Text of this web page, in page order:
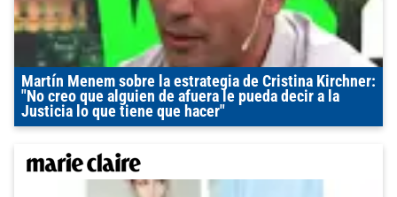
Martín Menem sobre la estrategia de Cristina Kirchner:
"No creo que alguien de afuera le pueda decir a la
Justicia lo que tiene que hacer"